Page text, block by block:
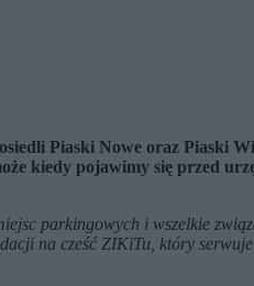
Piaski Nowe oraz Piaski
kiedy pojawimy się przed
parkingowych i wszelkie
na cześć ZIKiTu, który